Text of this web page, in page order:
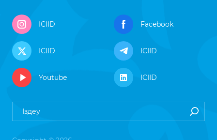
ICIID Facebook
ICIID ICIID
Youtube ICIID